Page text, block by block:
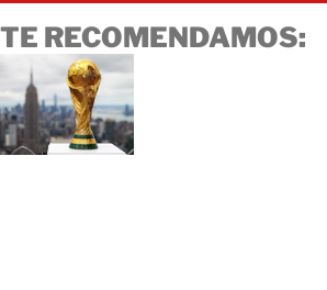
TE RECOMENDAMOS: